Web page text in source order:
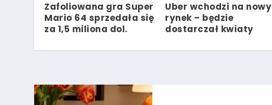
Zafoliowana gra Super
Mario 64 sprzedała się
za 1,5 miliona dol.
Uber wchodzi na nowy
rynek – będzie
dostarczał kwiaty